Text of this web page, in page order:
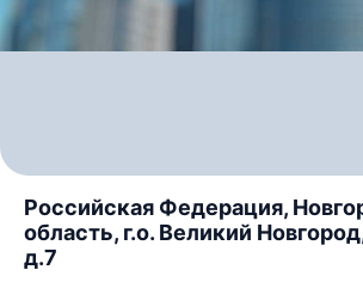
Российская Федерация,
область, г.о. Великий
д.7